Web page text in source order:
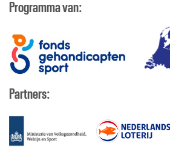
Programma van:
Partners: